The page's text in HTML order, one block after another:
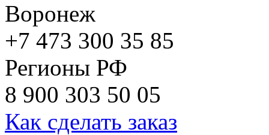
Воронеж
+7 473 300 35 85
Регионы РФ
8 900 303 50 05
Как сделать заказ